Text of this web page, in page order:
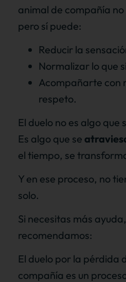
animal de compañía no
pero sí puede:
Reducir la
Normalizar lo que
Acompañarte con
respeto.
El duelo no es algo que
Es algo que se
el tiempo, se
Y en ese proceso, no
solo.
Si necesitas más
recomendamos:
El duelo por la pérdida
compañía es un